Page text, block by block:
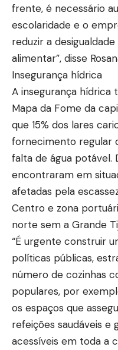
frente, é necessário
escolaridade e o
reduzir a
alimentar”, disse
Insegurança hídrica
A insegurança hídrica
Mapa da Fome da
que 15% dos lares
fornecimento regular
falta de água potável.
encontraram em
afetadas pela
Centro e zona
norte sem a Grande
“É urgente construir
políticas públicas,
número de cozinhas
populares, por
os espaços que
refeições saudáveis e
acessíveis em toda a